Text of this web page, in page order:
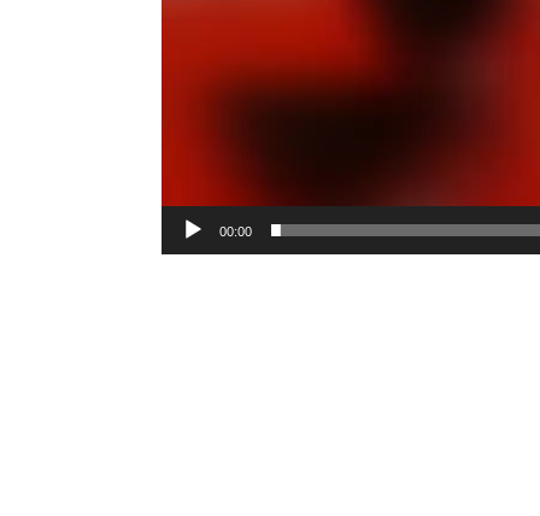
00:00